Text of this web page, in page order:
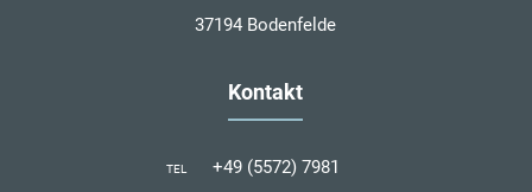
37194 Bodenfelde
Kontakt
TEL +49 (5572) 7981